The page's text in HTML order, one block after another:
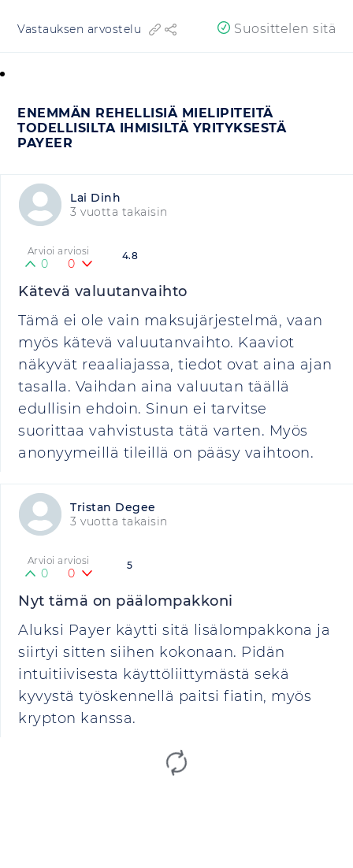
Vastauksen arvostelu Suosittelen sitä
ENEMMÄN REHELLISIÄ MIELIPITEITÄ
TODELLISILTA IHMISILTÄ YRITYKSESTÄ
PAYEER
Lai Dinh
3 vuotta takaisin
4.8
Arvioi arviosi
0 0
Kätevä valuutanvaihto
Tämä ei ole vain maksujärjestelmä, vaan
myös kätevä valuutanvaihto. Kaaviot
näkyvät reaaliajassa, tiedot ovat aina ajan
tasalla. Vaihdan aina valuutan täällä
edullisin ehdoin. Sinun ei tarvitse
suorittaa vahvistusta tätä varten. Myös
anonyymeillä tileillä on pääsy vaihtoon.
Tristan Degee
3 vuotta takaisin
5
Arvioi arviosi
0 0
Nyt tämä on päälompakkoni
Aluksi Payer käytti sitä lisälompakkona ja
siirtyi sitten siihen kokonaan. Pidän
intuitiivisesta käyttöliittymästä sekä
kyvystä työskennellä paitsi fiatin, myös
krypton kanssa.